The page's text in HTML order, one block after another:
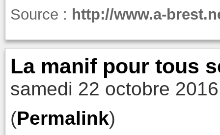
Source : http://www.a-
La manif pour tous
samedi 22 octobre
(Permalink)